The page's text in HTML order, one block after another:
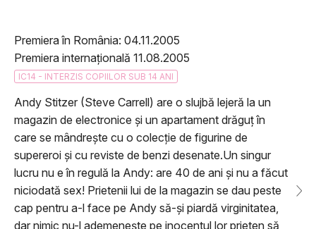
Premiera în România: 04.11.2005
Premiera internațională 11.08.2005
IC14 - INTERZIS COPIILOR SUB 14 ANI
Andy Stitzer (Steve Carrell) are o slujbă lejeră la un
magazin de electronice și un apartament drăguț în
care se mândrește cu o colecție de figurine de
supereroi și cu reviste de benzi desenate.Un singur
lucru nu e în regulă la Andy: are 40 de ani și nu a făcut
niciodată sex! Prietenii lui de la magazin se dau peste
cap pentru a-l face pe Andy să-și piardă virginitatea,
dar nimic nu-l ademenește pe inocentul lor prieten să